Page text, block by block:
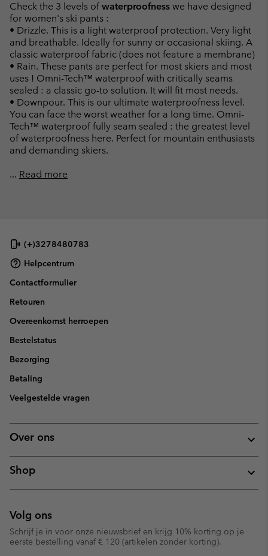
Check the 3 levels of waterproofness we have designed
for women's ski pants :
• Drizzle. This is a light waterproof protection. Very light
and breathable. Ideally for sunny or occasional skiing. A
classic waterproof fabric (does not feature a membrane)
• Rain. These pants are perfect for most skiers and most
uses ! Omni-Tech™ waterproof with critically seams
sealed : a classic go-to solution. It will fit most needs.
• Downpour. This is our ultimate waterproofness level.
You can face the worst weather for a long time. Omni-
Tech™ waterproof fully seam sealed : the greatest level
of waterproofness here. Perfect for mountain enthusiasts
and demanding skiers.
... Read more
(+)3278480783
Helpcentrum
Contactformulier
Retouren
Overeenkomst herroepen
Bestelstatus
Bezorging
Betaling
Veelgestelde vragen
Over ons
Shop
Volg ons
Schrijf je in voor onze nieuwsbrief en krijg 10% korting op je
eerste bestelling vanaf € 120 (artikelen zonder korting).